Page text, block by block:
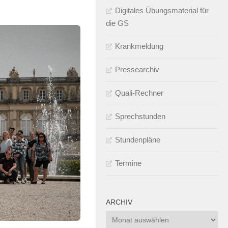
Digitales Übungsmaterial für
die GS
Krankmeldung
Pressearchiv
Quali-Rechner
Sprechstunden
Stundenpläne
Termine
ARCHIV
Archiv